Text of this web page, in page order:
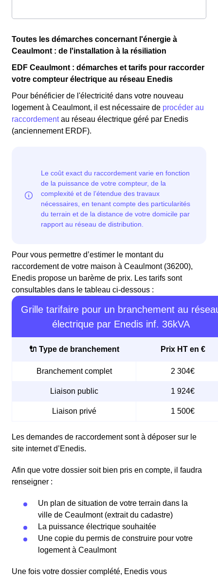
Toutes les démarches concernant l'énergie à
Ceaulmont : de l'installation à la résiliation
EDF Ceaulmont : démarches et tarifs pour raccorder
votre compteur électrique au réseau Enedis
Pour bénéficier de l'électricité dans votre nouveau
logement à Ceaulmont, il est nécessaire de procéder au
raccordementau réseau électrique géré par Enedis
(anciennement ERDF).
Pour vous permettre d’estimer le montant du
raccordement de votre maison à Ceaulmont (36200),
Enedis propose un barème de prix. Les tarifs sont
consultables dans le tableau ci-dessous :
Grille tarifaire pour un branchement au
électrique par Enedis inf. 36kVA
🔌 Type de branchement Prix HT en €
Branchement complet 2 304€
Liaison public 1 924€
Liaison privé 1 500€
Les demandes de raccordement sont à déposer sur le
site internet d’Enedis.
Afin que votre dossier soit bien pris en compte, il faudra
renseigner :
Un plan de situation de votre terrain dans la
ville de Ceaulmont (extrait du cadastre)
La puissance électrique souhaitée
Une copie du permis de construire pour votre
logement à Ceaulmont
Une fois votre dossier complété, Enedis vous